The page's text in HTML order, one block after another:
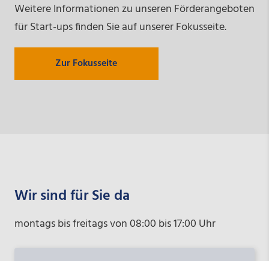
Weitere Informationen zu unseren Förderangeboten
für Start-ups finden Sie auf unserer Fokusseite.
Zur Fokusseite
Wir sind für Sie da
montags bis freitags von 08:00 bis 17:00 Uhr